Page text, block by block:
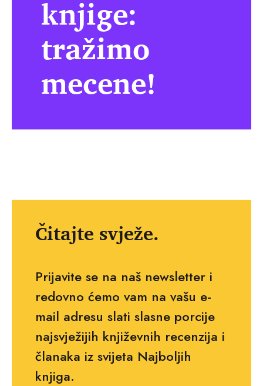
knjige:
tražimo
mecene!
Čitajte svježe.
Prijavite se na naš newsletter i
redovno ćemo vam na vašu e-
mail adresu slati slasne porcije
najsvježijih književnih recenzija i
članaka iz svijeta Najboljih
knjiga.